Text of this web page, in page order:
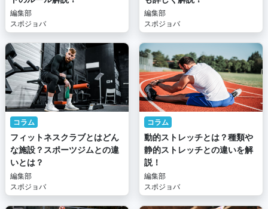
編集部
スポジョバ
編集部
スポジョバ
コラム
フィットネスクラブとはどん
な施設？スポーツジムとの違
いとは？
編集部
スポジョバ
コラム
動的ストレッチとは？種類や
静的ストレッチとの違いを解
説！
編集部
スポジョバ